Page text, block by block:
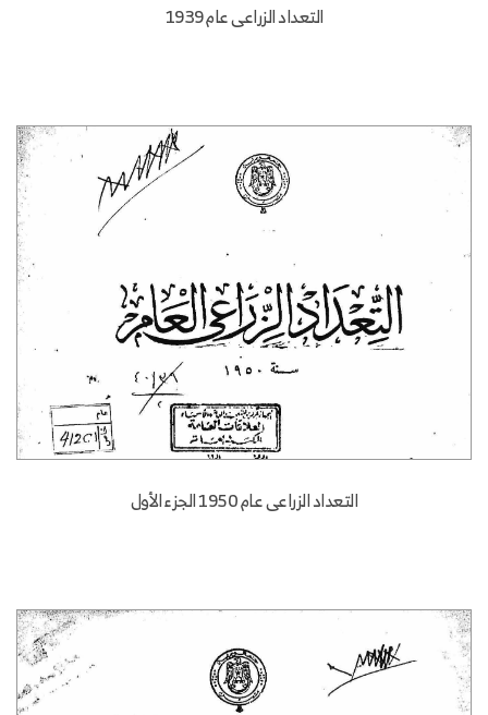
التعداد الزراعى عام 1939
التعداد الزراعى عام 1950 الجزء الأول